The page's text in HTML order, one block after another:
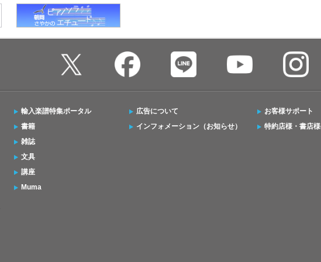
輸入楽譜特集ポータル
書籍
雑誌
文具
講座
Muma
広告について
インフォメーション（お知らせ）
お客様サポート
特約店様・書店